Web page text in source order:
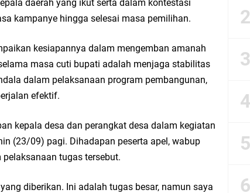
Riduan Sampaikan Doa dan Harapan di Tahun Baru Islam 1448 H
1 Muharram 1448 H: Pesan Hijrah Drs. H. Husnul Aqib, M.M. untuk Negeri
Awal Tahun Hijriah, Teguhkan Optimisme Menuju Indonesia Emas 2045
Advokat dan LBH Perkuat Soliditas di Jakarta
daerah yang ikut serta dalam kontestasi
kampanye hingga selesai masa pemilihan.
kesiapannya dalam mengemban amanah
masa cuti bupati adalah menjaga stabilitas
dalam pelaksanaan program pembangunan,
efektif.
kepala desa dan perangkat desa dalam kegiatan
(23/09) pagi. Dihadapan peserta apel, wabup
tugas tersebut.
diberikan. Ini adalah tugas besar, namun saya